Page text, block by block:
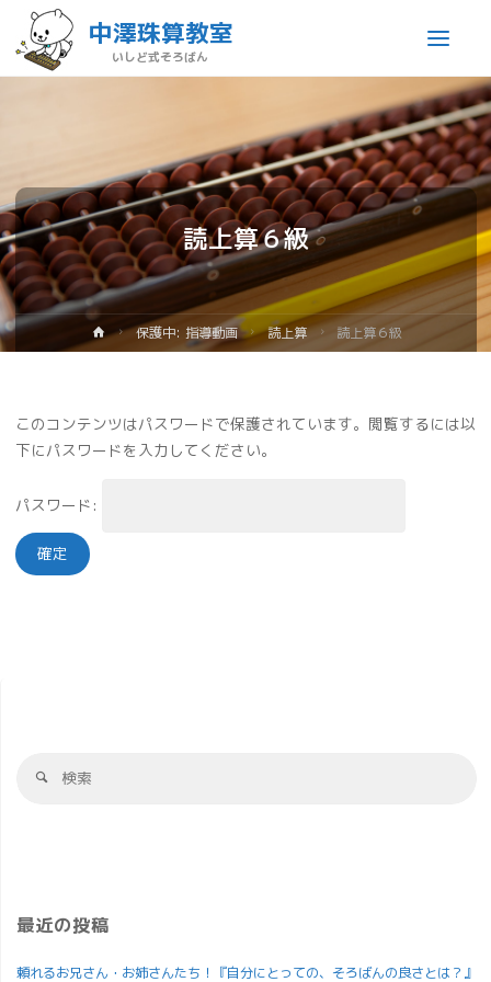
中澤珠算教室
いしど式そろばん
読上算６級
保護中: 指導動画 読上算 読上算６級
このコンテンツはパスワードで保護されています。閲覧するには以
下にパスワードを入力してください。
パスワード:
最近の投稿
頼れるお兄さん・お姉さんたち！『自分にとっての、そろばんの良さとは？』